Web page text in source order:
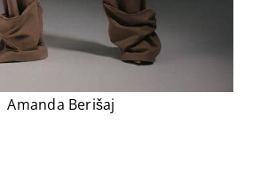
Amanda Berišaj